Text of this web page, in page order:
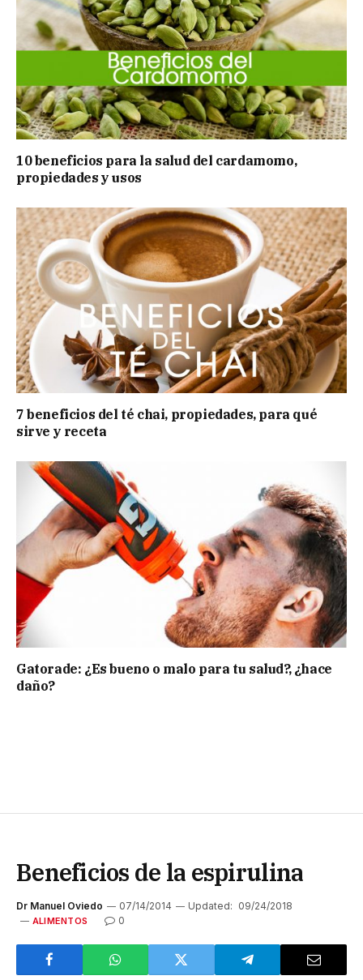
10 beneficios para la salud del cardamomo,
propiedades y usos
7 beneficios del té chai, propiedades, para qué
sirve y receta
Gatorade: ¿Es bueno o malo para tu salud?, ¿hace
daño?
Beneficios de la espirulina
Dr Manuel Oviedo 07/14/2014 Updated: 09/24/2018
ALIMENTOS 0